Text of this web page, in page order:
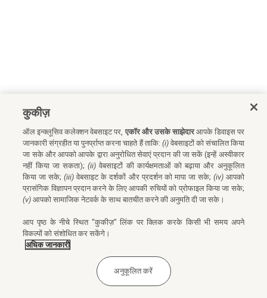
कुकीज़
ऑल इन्क्लूसिव कलेक्शन वेबसाइट पर, एकॉर और उसके साझेदारआपके डिवाइस पर
जानकारी संग्रहीत या पुनर्प्राप्त करना चाहते हैं ताकि: (i)वेबसाइटों को संचालित किया
जा सके और आपको आपके द्वारा अनुरोधित सेवाएं प्रदान की जा सकें (इन्हें अस्वीकार
नहीं किया जा सकता);(ii) वेबसाइटों की कार्यक्षमताओं को बढ़ाया और अनुकूलित
किया जा सके;(iii) वेबसाइट के दर्शकों और प्रदर्शन को मापा जा सके; (iv)आपको
प्रासंगिक विज्ञापन प्रदान करने के लिए आपकी रुचियों को प्रोफाइल किया जा सके;
(v) आपको सामाजिक नेटवर्क के साथ बातचीत करने की अनुमति दी जा सके।
आप पृष्ठ के नीचे स्थित "कुकीज़" लिंक पर क्लिक करके किसी भी समय अपने
विकल्पों को संशोधित कर सकेंगे।
अधिक जानकारी
अनुकूलित करें